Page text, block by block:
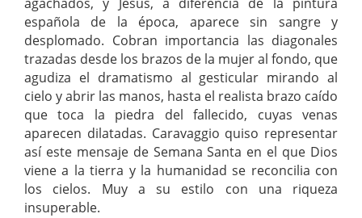
española de la época, aparece sin sangre y
desplomado. Cobran importancia las diagonales
trazadas desde los brazos de la mujer al fondo, que
agudiza el dramatismo al gesticular mirando al
cielo y abrir las manos, hasta el realista brazo caído
que toca la piedra del fallecido, cuyas venas
aparecen dilatadas. Caravaggio quiso representar
así este mensaje de Semana Santa en el que Dios
viene a la tierra y la humanidad se reconcilia con
los cielos. Muy a su estilo con una riqueza
insuperable.